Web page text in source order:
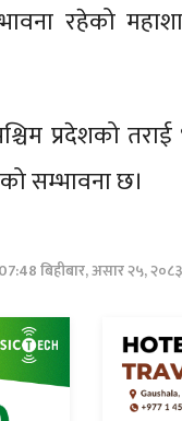
रहेको
प्रदेशको
सम्भावना छ।
बिहीबार, असार २५, २०८३